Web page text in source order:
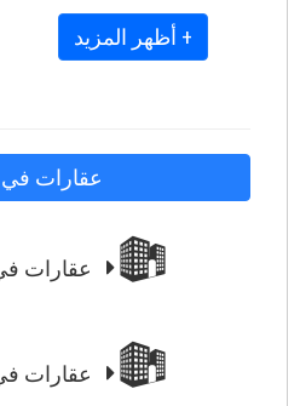
+ أظهر المزيد
عقارات
عقارات
عقارات